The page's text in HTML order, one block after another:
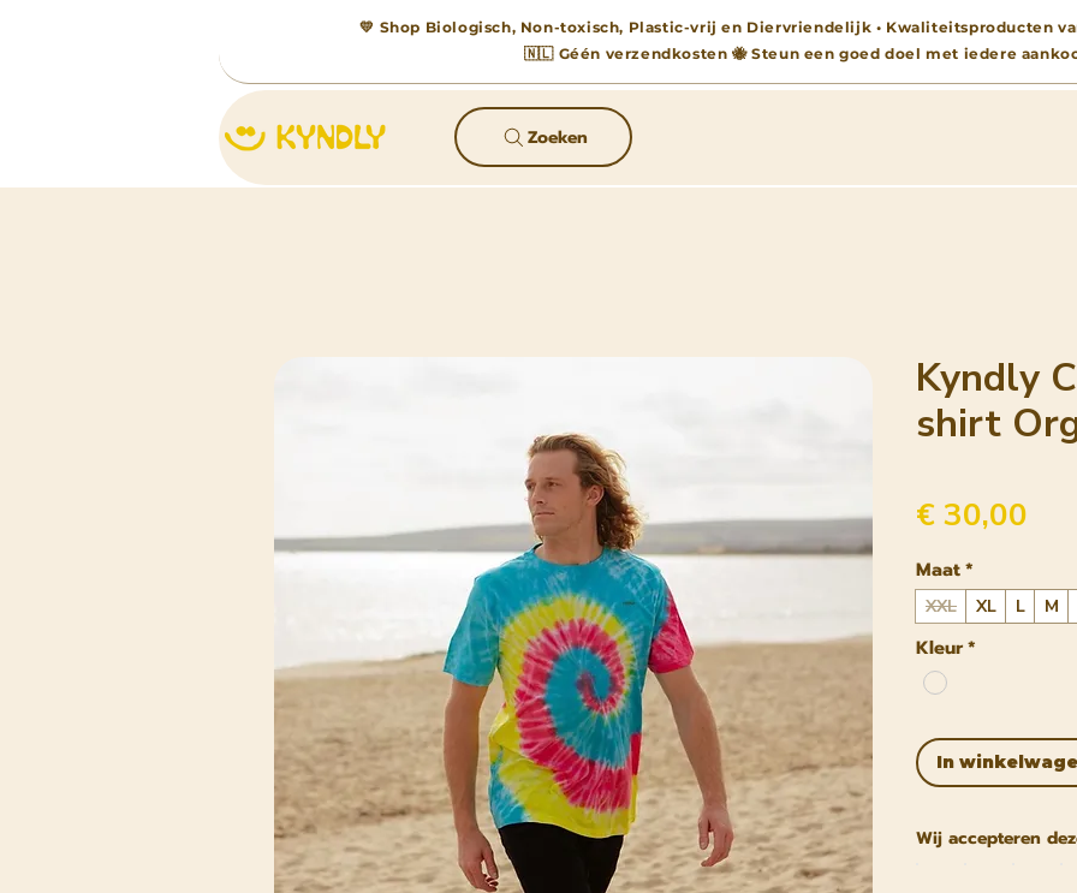
💛 Shop Biologisch, Non-toxisch, Plastic-vrij en Diervriendelijk • Kwaliteitsproducten
🇳🇱 Géén verzendkosten 🐝 Steun een goed doel met iedere
Zoeken
Kyndly
shirt
€ 30,00
Maat*
XXL XL L M
Kleur*
In
Wij accepteren